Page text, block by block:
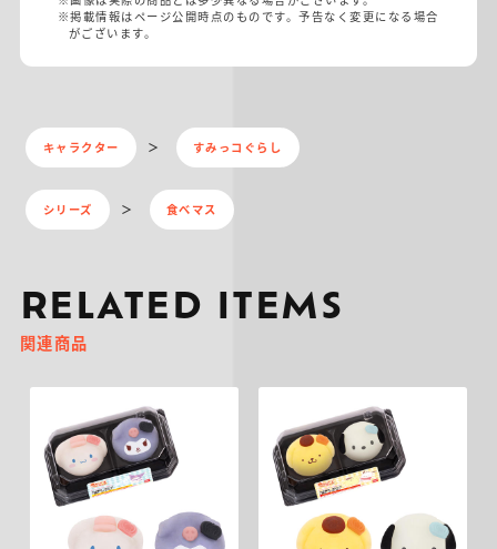
※掲載情報はページ公開時点のものです。予告なく変更になる場合
がございます。
キャラクター すみっコぐらし
シリーズ 食べマス
RELATED ITEMS
関連商品